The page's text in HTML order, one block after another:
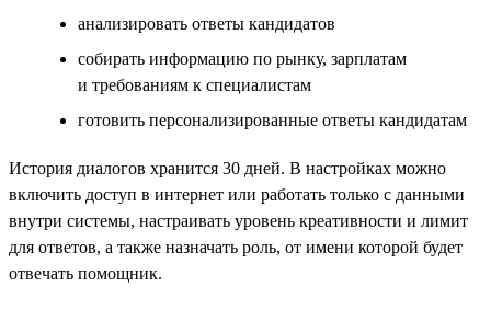
анализировать ответы кандидатов
собирать информацию по рынку, зарплатам
и требованиям к специалистам
готовить персонализированные ответы кандидатам
История диалогов хранится 30 дней. В настройках можно
включить доступ в интернет или работать только с данными
внутри системы, настраивать уровень креативности и лимит
для ответов, а также назначать роль, от имени которой будет
отвечать помощник.